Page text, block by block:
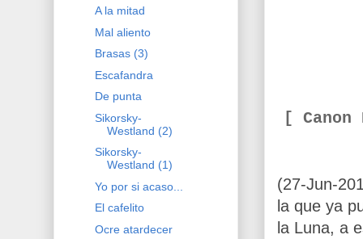
[
(27-Jun-
la que ya
la Luna, a
A la mitad
Mal aliento
Brasas (3)
Escafandra
De punta
Sikorsky-
Westland (2)
Sikorsky-
Westland (1)
Yo por si acaso...
El cafelito
Ocre atardecer